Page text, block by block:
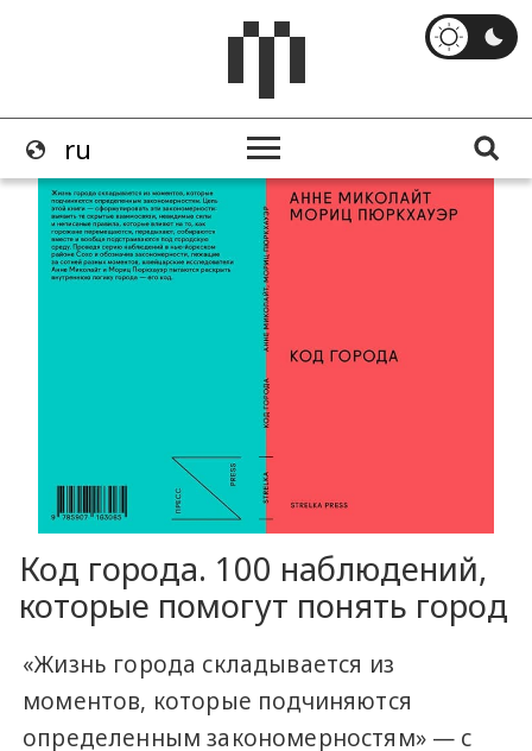
Код города. 100 наблюдений,
которые помогут понять город
«Жизнь города складывается из
моментов, которые подчиняются
определенным закономерностям» — с